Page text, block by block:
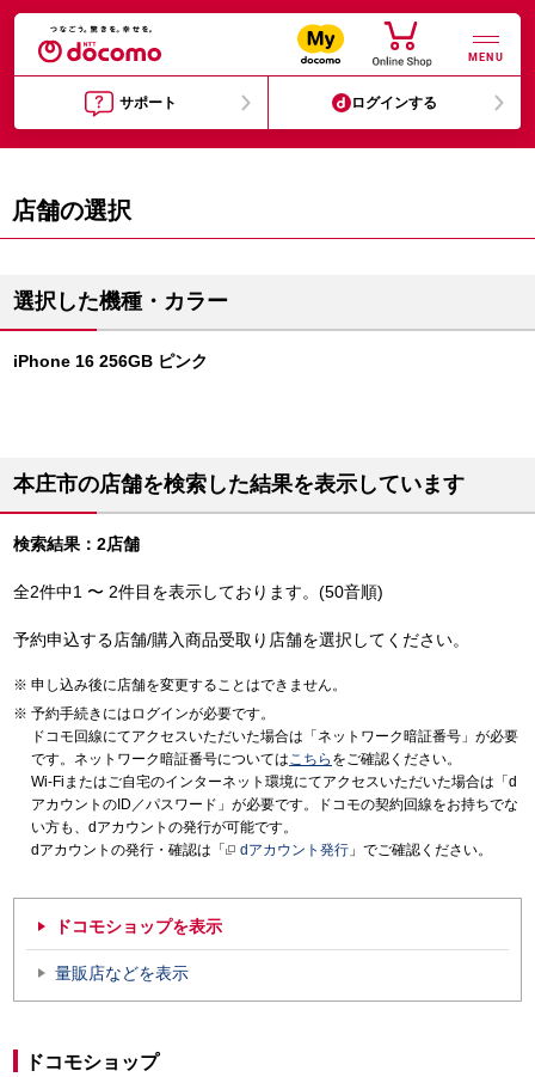
MENU
サポート ログインする
店舗の選択
選択した機種・カラー
iPhone 16 256GB ピンク
本庄市の店舗を検索した結果を表示しています
検索結果：2店舗
全2件中1 〜 2件目を表示しております。(50音順)
予約申込する店舗/購入商品受取り店舗を選択してください。
申し込み後に店舗を変更することはできません。
予約手続きにはログインが必要です。
ドコモ回線にてアクセスいただいた場合は「ネットワーク暗証番号」が必要
です。ネットワーク暗証番号についてはこちら をご確認ください。
Wi-Fiまたはご自宅のインターネット環境にてアクセスいただいた場合は「d
アカウントのID／パスワード」が必要です。ドコモの契約回線をお持ちでな
い方も、dアカウントの発行が可能です。
dアカウントの発行・確認は「
dアカウント発行 」でご確認ください。
ドコモショップを表示
量販店などを表示
ドコモショップ